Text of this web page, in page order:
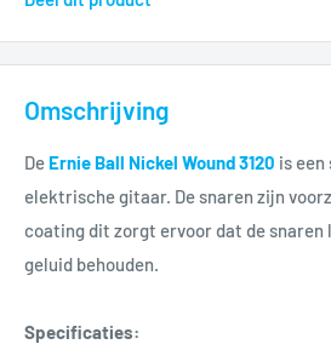
Omschrijving
De Ernie Ball Nickel Wound 3120 is een
elektrische gitaar. De snaren zijn
coating dit zorgt ervoor dat de snaren
geluid behouden.
Specificaties: